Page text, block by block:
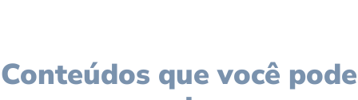
Conteúdos que você pode